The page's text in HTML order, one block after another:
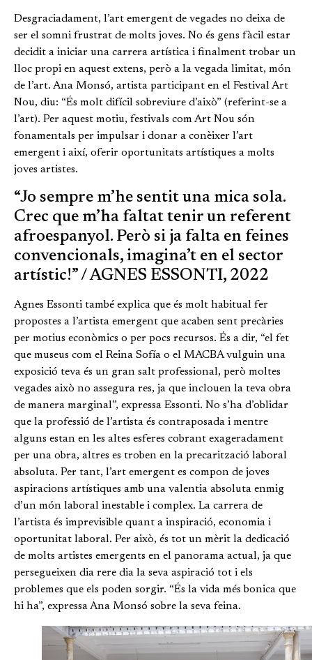
Desgraciadament, l’art emergent de vegades no deixa de
ser el somni frustrat de molts joves. No és gens fàcil estar
decidit a iniciar una carrera artística i finalment trobar un
lloc propi en aquest extens, però a la vegada limitat, món
de l’art. Ana Monsó, artista participant en el Festival Art
Nou, diu: “És molt difícil sobreviure d’això” (referint-se a
l’art). Per aquest motiu, festivals com Art Nou són
fonamentals per impulsar i donar a conèixer l’art
emergent i així, oferir oportunitats artístiques a molts
joves artistes.
“Jo sempre m’he sentit una mica sola.
Crec que m’ha faltat tenir un referent
afroespanyol. Però si ja falta en feines
convencionals, imagina’t en el sector
artístic!” / AGNES ESSONTI, 2022
Agnes Essonti també explica que és molt habitual fer
propostes a l’artista emergent que acaben sent precàries
per motius econòmics o per pocs recursos. És a dir, “el fet
que museus com el Reina Sofía o el MACBA vulguin una
exposició teva és un gran salt professional, però moltes
vegades això no assegura res, ja que inclouen la teva obra
de manera marginal”, expressa Essonti. No s’ha d’oblidar
que la professió de l’artista és contraposada i mentre
alguns estan en les altes esferes cobrant exageradament
per una obra, altres es troben en la precarització laboral
absoluta. Per tant, l’art emergent es compon de joves
aspiracions artístiques amb una valentia absoluta enmig
d’un món laboral inestable i complex. La carrera de
l’artista és imprevisible quant a inspiració, economia i
oportunitat laboral. Per això, és tot un mèrit la dedicació
de molts artistes emergents en el panorama actual, ja que
persegueixen dia rere dia la seva aspiració tot i els
problemes que els poden sorgir. “És la vida més bonica que
hi ha”, expressa Ana Monsó sobre la seva feina.